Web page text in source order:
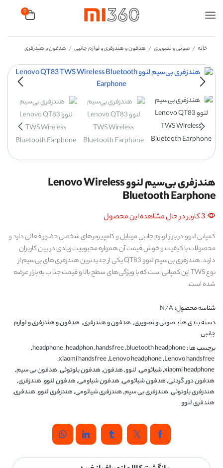
0
خانه / صوتی و تصویری / هدفون و هندزفری و لوازم جانبی / هدفون و هندزفری
هندزفری بی‌سیم لنوو Lenovo Wireless
Bluetooth Earphone
3 کاربر در حال مشاهده این محصول
کمپانی لنوو در بازار لوازم جانبی موبایل و کامپیوترهای شخصی حضور فعالی دارد و
محصولات با کیفیت و خوش قیمت آن همواره محبوبیت زیادی در بین کاربران
دارند. هندزفری بی‌سیم لنوو QT83 یکی از جدیدترین هندزفری‌های بی‌سیم از
نوع TWS این کمپانی است که با ویژگی‌های سطح بالا و قیمت جذاب به بازار عرضه
شده است.
شناسه محصول:N/A
دسته بندی ها : صوتی و تصویری,هدفون و هندزفری,هدفون و هندزفری و لوازم
جانبی
برچسب ها :bluetooth headphone
,
handsfree
,
headphon
,
headphone
,
Lenovo handsfree
,
Lenovo headphone
,
xiaomi handsfree
,
xiaomi headphone
,شیائومی,لنوو,هدفون,هدفون بلوتوثی,هدفون بی سیم,
هدفون دور گردنی,هدفون شیائومی,هدفون شیاومی,هدفون لنوو,هندزفری,
هندزفری بلوتوثی,هندزفری بی سیم,هندزفری شیائومی,هندزفری لنوو,هندفری,
هندفری لنوو